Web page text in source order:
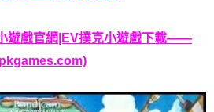
遊戲官網|EV撲克小遊戲下載——